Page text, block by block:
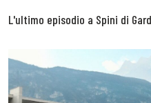
L'ultimo episodio a Spini di